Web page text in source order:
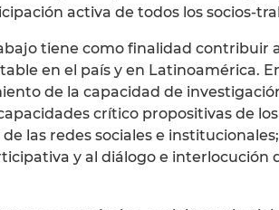
activa de todos los socios-
tiene como finalidad contribuir
en el país y en Latinoamérica.
de la capacidad de
crítico propositivas de
las redes sociales e
y al diálogo e interlocución